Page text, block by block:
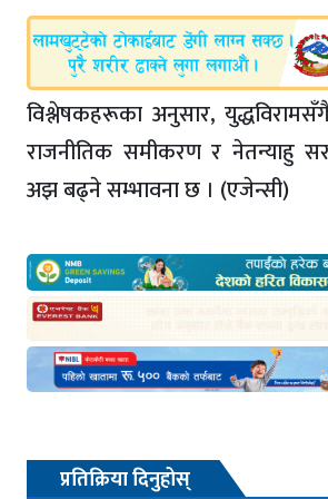
विश्लेषकहरूका अनुसार,
राजनीतिक समीकरण र नेतन्याहु
अझ बढ्ने सम्भावना छ । (एजेन्सी)
प्रतिक्रिया दिनुहोस्